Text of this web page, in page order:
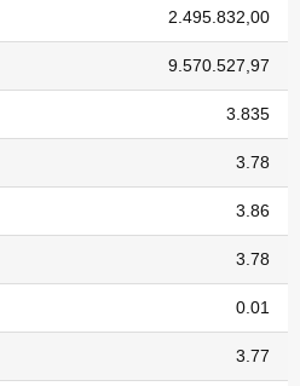
2.495.832,00
9.570.527,97
3.835
3.78
3.86
3.78
0.01
3.77